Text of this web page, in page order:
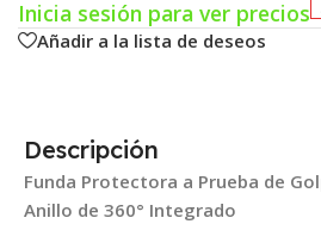
Inicia sesión para ver precios
Añadir a la lista de deseos
Descripción
Funda Protectora a Prueba de
Anillo de 360° Integrado